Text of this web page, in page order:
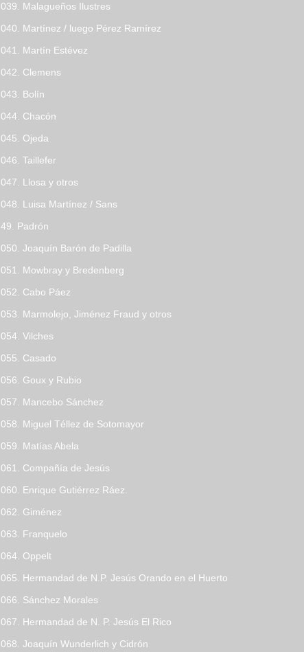
039. Malagueños Ilustres
040. Martínez / luego Pérez Ramírez
041. Martín Estévez
042. Clemens
043. Bolín
044. Chacón
045. Ojeda
046. Taillefer
047. Llosa y otros
048. Luisa Martínez / Sans
49. Padrón
050. Joaquín Barón de Padilla
051. Mowbray y Bredenberg
052. Cabo Páez
053. Marmolejo, Jiménez Fraud y otros
054. Vilches
055. Casado
056. Goux y Rubio
057. Mancebo Sánchez
058. Miguel Téllez de Sotomayor
059. Matías Abela
061. Compañía de Jesús
060. Enrique Gutiérrez Ráez.
062. Giménez
063. Franquelo
064. Oppelt
065. Hermandad de N.P. Jesús Orando en el Huerto
066. Sánchez Morales
067. Hermandad de N. P. Jesús El Rico
068. Joaquín Wunderlich y Cidrón